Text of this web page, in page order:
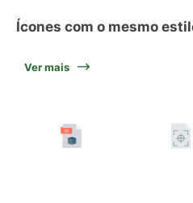
Ícones com o mesmo
Ver mais